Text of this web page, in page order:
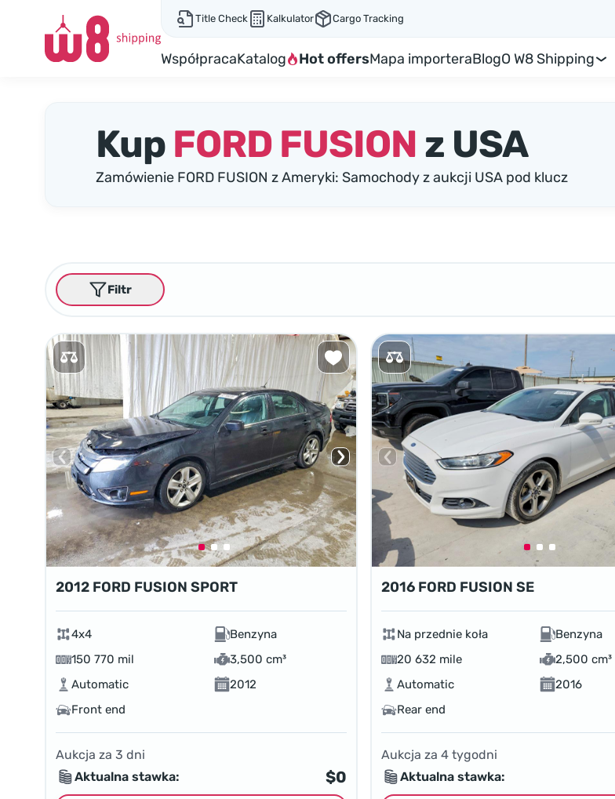
Title Check Kalkulator Cargo Tracking
WspółpracaKatalog Hot offersMapa importeraBlogO W8 Shipping
Kup FORD FUSION z USA
Zamówienie FORD FUSION z Ameryki: Samochody z aukcji USA pod klucz
Filtr
2012 FORD FUSION SPORT
4x4
Benzyna
150 770 mil
3,500 cm³
Automatic
2012
Front end
Aukcja za 3 dni
Aktualna stawka:
$0
2016 FORD FUSION SE
Na przednie koła
Benzyna
20 632 mile
2,500 cm³
Automatic
2016
Rear end
Aukcja za4 tygodni
Aktualna stawka: